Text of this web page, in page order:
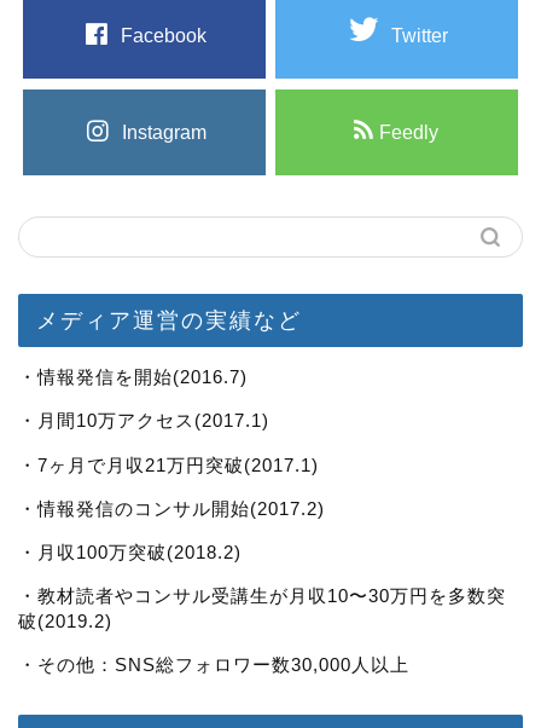
Facebook Twitter
Instagram Feedly
メディア運営の実績など
・情報発信を開始(2016.7)
・月間10万アクセス(2017.1)
・7ヶ月で月収21万円突破(2017.1)
・情報発信のコンサル開始(2017.2)
・月収100万突破(2018.2)
・教材読者やコンサル受講生が月収10〜30万円を多数突
破(2019.2)
・その他：SNS総フォロワー数30,000人以上